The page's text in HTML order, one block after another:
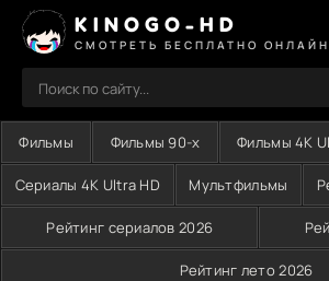
KINOGO-HD
СМОТРЕТЬ БЕСПЛАТНО ОНЛАЙН
Фильмы Фильмы 90-х Фильмы 4K
Сериалы 4K Ultra HD Мультфильмы
Рейтинг сериалов 2026
Рейтинг лето 2026